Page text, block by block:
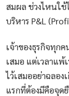
สมผล ช่วงไหนใช้
บริหาร P&L
เจ้าของธุรกิจทุก
เสมอ แต่เวลาแพ้
ไว้เสมออย่าฉลอ
แรกที่ต้องมีคือจุด